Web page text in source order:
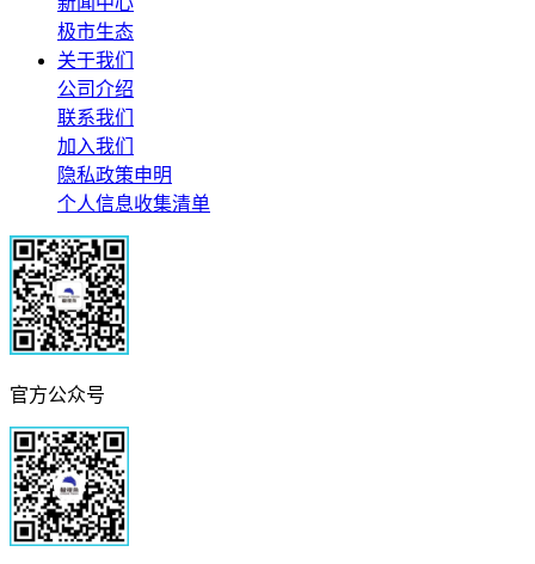
极市生态
关于我们
公司介绍
联系我们
加入我们
隐私政策申明
个人信息收集清单
官方公众号